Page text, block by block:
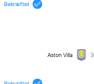
Bekræftet
Aston Villa